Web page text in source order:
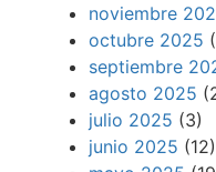
noviembre
octubre 2025
septiembre
agosto 2025
julio 2025 (3)
junio 2025 (12)